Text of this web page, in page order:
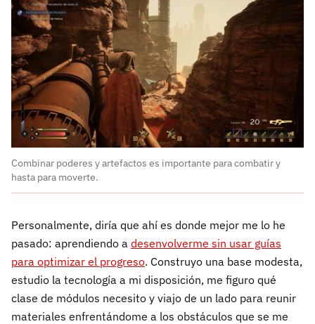
Combinar poderes y artefactos es importante para combatir y
hasta para moverte.
Personalmente, diría que ahí es donde mejor me lo he
pasado: aprendiendo a desenvolverme sin usar guías
para optimizar el progreso. Construyo una base modesta,
estudio la tecnología a mi disposición, me figuro qué
clase de módulos necesito y viajo de un lado para reunir
materiales enfrentándome a los obstáculos que se me